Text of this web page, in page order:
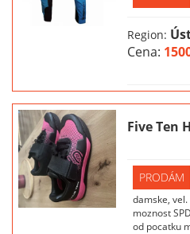
Region:
Cena:
Five Ten
PRODÁM
damske, vel.
moznost
od pocatku